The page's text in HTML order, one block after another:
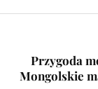
Przygoda
Mongolskie